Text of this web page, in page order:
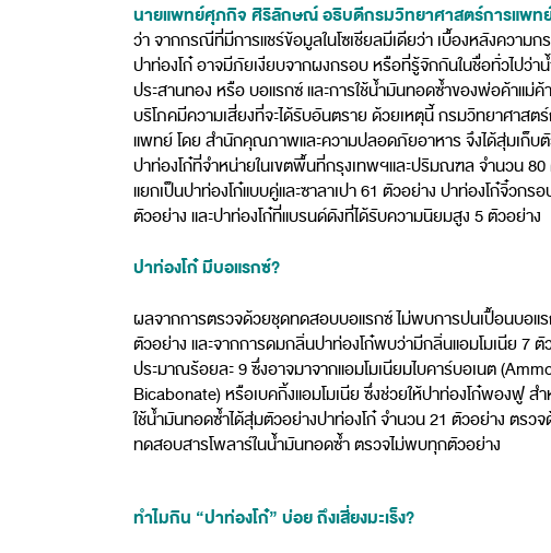
นายแพทย์ศุภกิจ ศิริลักษณ์ อธิบดีกรมวิทยาศาสตร์การแพท
ว่า จากกรณีที่มีการแชร์ข้อมูลในโซเชียลมีเดียว่า เบื้องหลังความก
ปาท่องโก๋ อาจมีภัยเงียบจากผงกรอบ หรือที่รู้จักกันในชื่อทั่วไปว่า
ประสานทอง หรือ บอแรกซ์ และการใช้น้ำมันทอดซ้ำของพ่อค้าแม่ค้
บริโภคมีความเสี่ยงที่จะได้รับอันตราย ด้วยเหตุนี้ กรมวิทยาศาสต
แพทย์ โดย สำนักคุณภาพและความปลอดภัยอาหาร จึงได้สุ่มเก็บ
ปาท่องโก๋ที่จำหน่ายในเขตพื้นที่กรุงเทพฯและปริมณฑล จำนวน 80
แยกเป็นปาท่องโก๋แบบคู่และซาลาเปา 61 ตัวอย่าง ปาท่องโก๋จิ๋วกร
ตัวอย่าง และปาท่องโก๋ที่แบรนด์ดังที่ได้รับความนิยมสูง 5 ตัวอย่าง
ปาท่องโก๋ มีบอแรกซ์?
ผลจากการตรวจด้วยชุดทดสอบบอแรกซ์ ไม่พบการปนเปื้อนบอแ
ตัวอย่าง และจากการดมกลิ่นปาท่องโก๋พบว่ามีกลิ่นแอมโมเนีย 7 ตั
ประมาณร้อยละ 9 ซึ่งอาจมาจากแอมโมเนียมไบคาร์บอเนต
Bicabonate) หรือเบคกิ้งแอมโมเนีย ซึ่งช่วยให้ปาท่องโก๋พองฟู ส
ใช้น้ำมันทอดซ้ำได้สุ่มตัวอย่างปาท่องโก๋ จำนวน 21 ตัวอย่าง ตรว
ทดสอบสารโพลาร์ในน้ำมันทอดซ้ำ ตรวจไม่พบทุกตัวอย่าง
ทำไมกิน “ปาท่องโก๋” บ่อย ถึงเสี่ยงมะเร็ง?